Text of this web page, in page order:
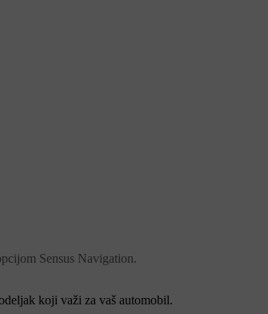
Sensus Navigation.
koji važi za vaš automobil.